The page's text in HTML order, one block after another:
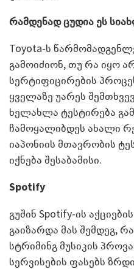
რამდენად ცუდია ეს
Toyota-ს
გამოიძიონ, თუ რა იყო
სერტიფიცირების
ყველაზე უარეს
ხელახლა ტესტირება
ჩამოყალიბდეს ახალი
იაპონიის მთავრობის
იქნება შესაბამისი.
Spotify
გუშინ Spotify-ის
გაიზარდა მას შემდეგ,
სტრიმინგ მუსიკის
სერვისების ფასებს